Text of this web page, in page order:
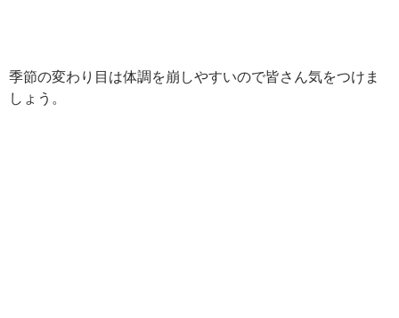
季節の変わり目は体調を崩しやすいので皆さん気をつけま
しょう。